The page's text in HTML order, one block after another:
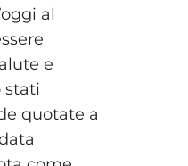
al
e
stati
quotate a